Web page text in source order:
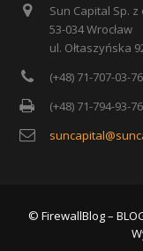
Sun Capital Sp. z
53-034 Wrocław
ul. Ołtaszyńska
(+48) 71-707-03-
(+48) 71-794-93-76
© FirewallBlog –